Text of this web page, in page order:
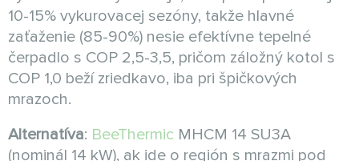
10-15% vykurovacej sezóny, takže hlavné
zaťaženie (85-90%) nesie efektívne tepelné
čerpadlo s COP 2,5-3,5, pričom záložný kotol s
COP 1,0 beží zriedkavo, iba pri špičkových
mrazoch.
Alternatíva: BeeThermic MHCM 14 SU3A
(nominál 14 kW), ak ide o región s mrazmi pod